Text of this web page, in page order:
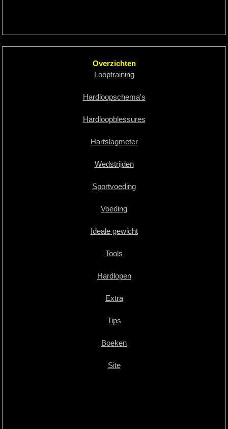
Overzichten
Looptraining
Hardloopschema's
Hardloopblessures
Hartslagmeter
Wedstrijden
Sportvoeding
Voeding
Ideale gewicht
Tools
Hardlopen
Extra
Tips
Boeken
Site